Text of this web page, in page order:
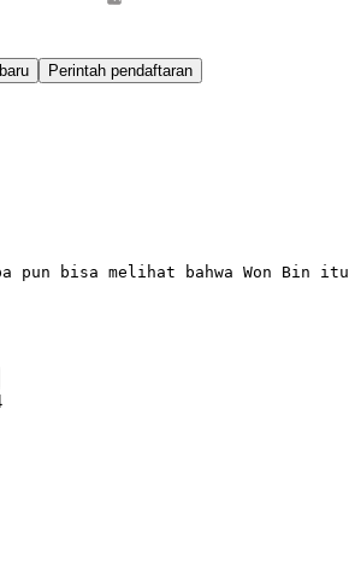
Perintah pendaftaran
pun bisa melihat bahwa Won Bin